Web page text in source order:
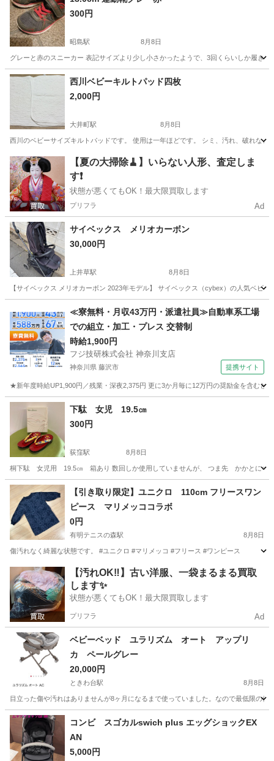
300円
昭島駅 8月8日
グレーと赤のスニーカー 表記サイズより少し小さかったようで、3回くらいしか履き
東京 武蔵村山市 昭島駅 キッズ用品 運動靴
西川ベビーキルトパッド四枚
2,000円
大井町駅 8月8日
西川のベビーサイズキルトパッドです。 使用は一年ほどです。 シミ、汚れ、破れな
東京 品川区 大井町駅 ベビー用品 西川
【夏の大掃除🧹】いらない人形、査定しま
す❗️
状態が悪くてもOK！最大限買取します
プリフラ Ad
サイベックス メリオカーボン
30,000円
上井草駅 8月8日
【サイベックス メリオカーボン 2023年モデル】 サイベックス（cybex）の人気ベビ
上井草駅 ベビー用品
≪寮無料・月収43万円・派遣社員≫自動車系工場
での組立・加工・プレス 交替制
時給1,900円
フジ技研株式会社 神奈川支店
神奈川県 藤沢市 提携サイト
★新年度時給UP1,900円／残業・深夜2,375円 更に3か月毎に12万円の奨励金を含む
神奈川 藤沢市 その他
下駄 女児 19.5㎝
300円
荻窪駅 8月8日
桐下駄 女児用 19.5㎝ 箱あり 数回しか使用していませんが、 つま先 かかとにキズ
東京 杉並区 荻窪駅 その他 女児
【引き取り限定】ユニクロ 110cm フリースワン
ピース マリメッココラボ
0円
有明テニスの森駅 8月8日
傷汚れなく綺麗な状態です。 #ユニクロ #マリメッコ #フリース #ワンピース
東京 江東区 有明テニスの森駅 キッズ用品
【汚れOK‼️】古い洋服、一袋まるまる買取
します✨
状態が悪くてもOK！最大限買取します
プリフラ Ad
ベビーベッド ユラリズム オート アップリ
カ ペールグレー
20,000円
ときわ台駅 8月8日
目立った傷や汚れはありませんが8ヶ月になるまで使っていました。なので最低限の
東京 板橋区 ときわ台駅
コンビ スゴカルswich plus エッグショックEX
AN
5,000円